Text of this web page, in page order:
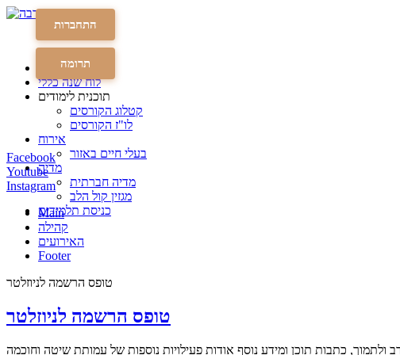
תרומה
התחברות
עמוד הבית
לוח שנה כללי
תוכנית לימודים
קטלוג הקורסים
לו"ז הקורסים
אירוח
בעלי חיים באזור
מדיה
מדיה חברתית
מגזין קול הלב
כניסת תלמידים
Facebook
Youtube
Instagram
Main
קהילה
האירועים
Footer
טופס הרשמה לניוזלטר
טופס הרשמה לניוזלטר